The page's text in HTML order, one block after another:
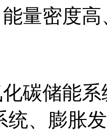
量密度
储能系
统、膨胀